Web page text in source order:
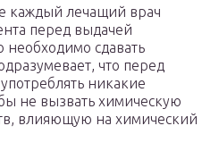
каждый лечащий врач
перед выдачей
необходимо сдавать
что перед
никакие
не вызвать химическую
влияющую на химический